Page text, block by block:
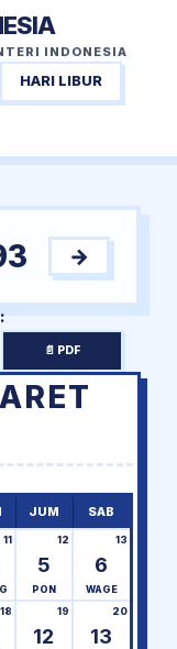
INDONESIA
HARI LIBUR
→
📄 PDF
JUM SAB
11
5
12
PON
6
13
WAGE
18
12
19
13
20